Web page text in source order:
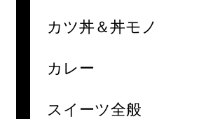
カツ丼＆丼モノ
カレー
スイーツ全般